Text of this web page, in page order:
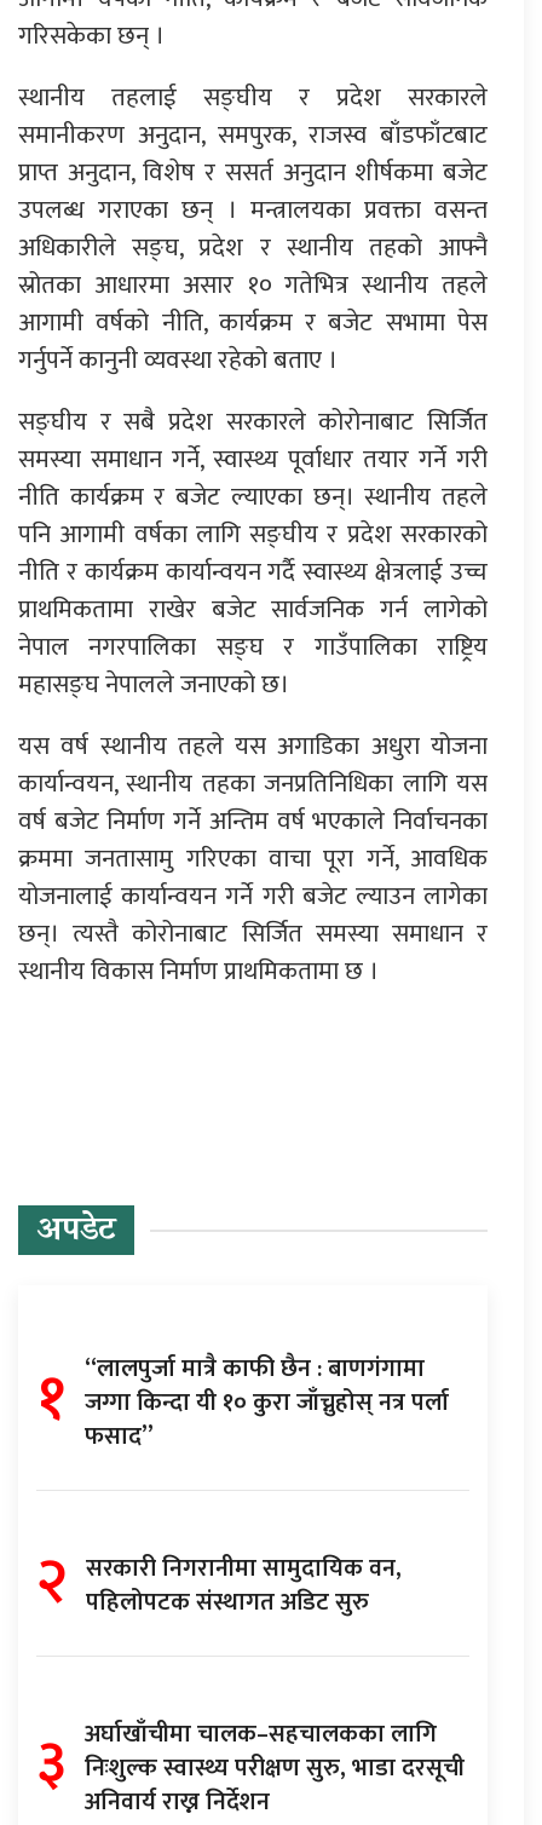
गरिसकेका छन् ।
स्थानीय तहलाई सङ्घीय र प्रदेश सरकारले
समानीकरण अनुदान, समपुरक, राजस्व बाँडफाँटबाट
प्राप्त अनुदान, विशेष र ससर्त अनुदान शीर्षकमा बजेट
उपलब्ध गराएका छन् । मन्त्रालयका प्रवक्ता वसन्त
अधिकारीले सङ्घ, प्रदेश र स्थानीय तहको आफ्नै
स्रोतका आधारमा असार १० गतेभित्र स्थानीय तहले
आगामी वर्षको नीति, कार्यक्रम र बजेट सभामा पेस
गर्नुपर्ने कानुनी व्यवस्था रहेको बताए ।
सङ्घीय र सबै प्रदेश सरकारले कोरोनाबाट सिर्जित
समस्या समाधान गर्ने, स्वास्थ्य पूर्वाधार तयार गर्ने गरी
नीति कार्यक्रम र बजेट ल्याएका छन्। स्थानीय तहले
पनि आगामी वर्षका लागि सङ्घीय र प्रदेश सरकारको
नीति र कार्यक्रम कार्यान्वयन गर्दै स्वास्थ्य क्षेत्रलाई उच्च
प्राथमिकतामा राखेर बजेट सार्वजनिक गर्न लागेको
नेपाल नगरपालिका सङ्घ र गाउँपालिका राष्ट्रिय
महासङ्घ नेपालले जनाएको छ।
यस वर्ष स्थानीय तहले यस अगाडिका अधुरा योजना
कार्यान्वयन, स्थानीय तहका जनप्रतिनिधिका लागि यस
वर्ष बजेट निर्माण गर्ने अन्तिम वर्ष भएकाले निर्वाचनका
क्रममा जनतासामु गरिएका वाचा पूरा गर्ने, आवधिक
योजनालाई कार्यान्वयन गर्ने गरी बजेट ल्याउन लागेका
छन्। त्यस्तै कोरोनाबाट सिर्जित समस्या समाधान र
स्थानीय विकास निर्माण प्राथमिकतामा छ ।
अपडेट
१ “लालपुर्जा मात्रै काफी छैन : बाणगंगामा
जग्गा किन्दा यी १० कुरा जाँच्नुहोस् नत्र पर्ला
फसाद”
२ सरकारी निगरानीमा सामुदायिक वन,
पहिलोपटक संस्थागत अडिट सुरु
३ अर्घाखाँचीमा चालक–सहचालकका लागि
निःशुल्क स्वास्थ्य परीक्षण सुरु, भाडा दरसूची
अनिवार्य राख्न निर्देशन